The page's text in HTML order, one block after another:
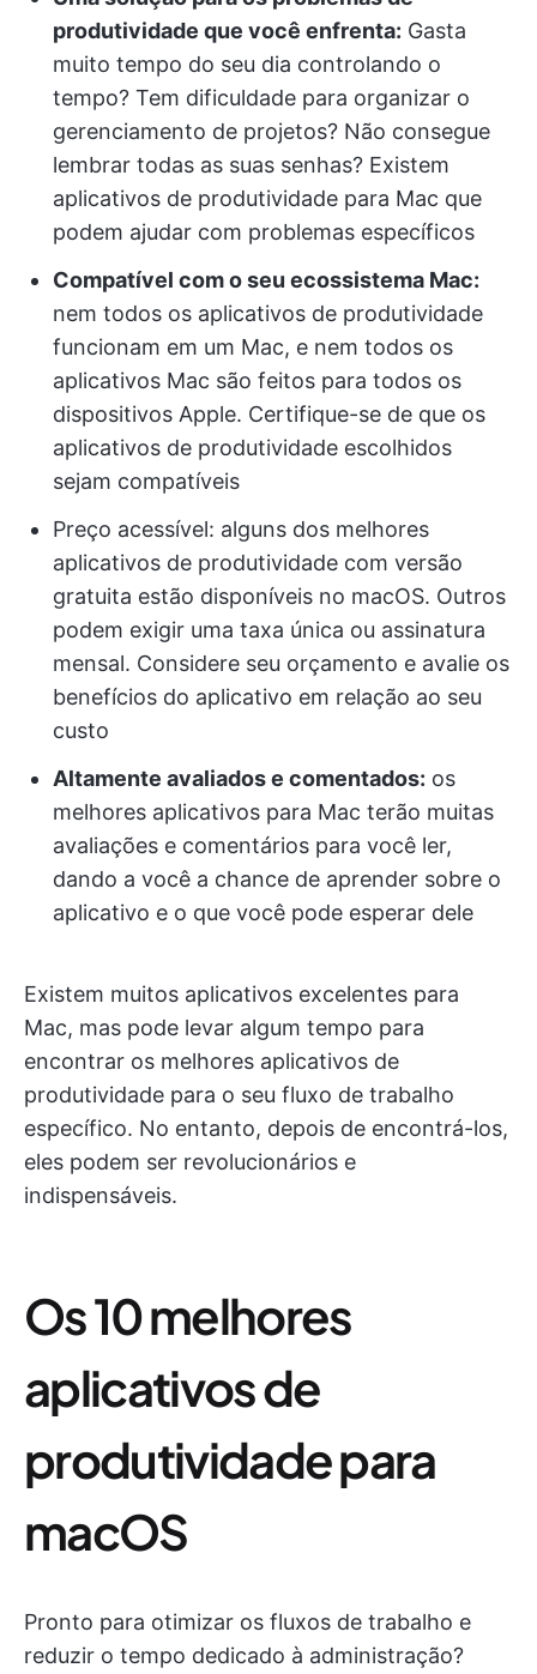
produtividade que você enfrenta: Gasta
muito tempo do seu dia controlando o
tempo? Tem dificuldade para organizar o
gerenciamento de projetos? Não consegue
lembrar todas as suas senhas? Existem
aplicativos de produtividade para Mac que
podem ajudar com problemas específicos
Compatível com o seu ecossistema Mac:
nem todos os aplicativos de produtividade
funcionam em um Mac, e nem todos os
aplicativos Mac são feitos para todos os
dispositivos Apple. Certifique-se de que os
aplicativos de produtividade escolhidos
sejam compatíveis
Preço acessível: alguns dos melhores
aplicativos de produtividade com versão
gratuita estão disponíveis no macOS. Outros
podem exigir uma taxa única ou assinatura
mensal. Considere seu orçamento e avalie os
benefícios do aplicativo em relação ao seu
custo
Altamente avaliados e comentados: os
melhores aplicativos para Mac terão muitas
avaliações e comentários para você ler,
dando a você a chance de aprender sobre o
aplicativo e o que você pode esperar dele
Existem muitos aplicativos excelentes para
Mac, mas pode levar algum tempo para
encontrar os melhores aplicativos de
produtividade para o seu fluxo de trabalho
específico. No entanto, depois de encontrá-los,
eles podem ser revolucionários e
indispensáveis.
Os 10 melhores
aplicativos de
produtividade para
macOS
Pronto para otimizar os fluxos de trabalho e
reduzir o tempo dedicado à administração?